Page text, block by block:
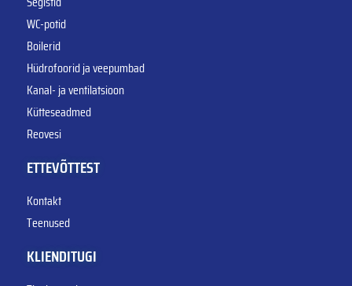
WC-potid
Boilerid
Hüdrofoorid ja veepumbad
Kanal- ja ventilatsioon
Kütteseadmed
Reovesi
ETTEVÕTTEST
Kontakt
Teenused
KLIENDITUGI